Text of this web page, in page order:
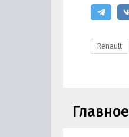
Renault
Главное